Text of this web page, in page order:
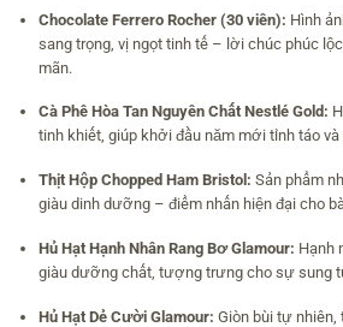
Chocolate Ferrero Rocher (30 viên): Hình
sang trọng, vị ngọt tinh tế – lời chúc phúc
mãn.
Cà Phê Hòa Tan Nguyên Chất Nestlé Gold:
tinh khiết, giúp khởi đầu năm mới tỉnh táo
Thịt Hộp Chopped Ham Bristol: Sản phẩm
giàu dinh dưỡng – điểm nhấn hiện đại cho
Hủ Hạt Hạnh Nhân Rang Bơ Glamour: Hạnh
giàu dưỡng chất, tượng trưng cho sự sung
Hủ Hạt Dẻ Cười Glamour: Giòn bùi tự